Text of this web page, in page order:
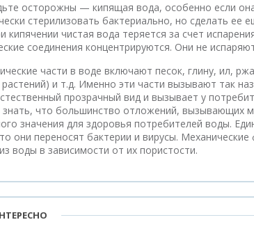
осторожны — кипящая вода, особенно если
стерилизовать бактериально, но сделать ее
кипячении чистая вода теряется за счет
соединения концентрируются. Они не
части в воде включают песок, глину, ил,
растений) и т.д. Именно эти части вызывают так
прозрачный вид и вызывает у
что большинство отложений, вызывающих
значения для здоровья потребителей воды.
они переносят бактерии и вирусы.
воды в зависимости от их пористости.